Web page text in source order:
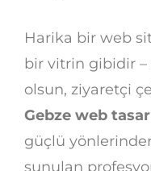
Harika bir web
bir vitrin gibidir –
olsun, ziyaretçi
Gebze web
güçlü
sunulan